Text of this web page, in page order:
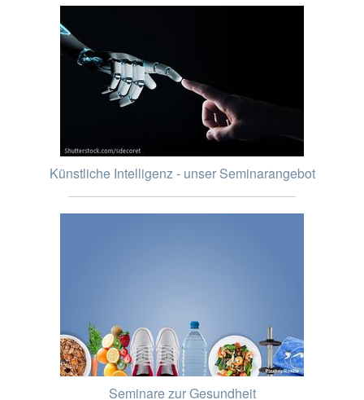
Künstliche Intelligenz - unser Seminarangebot
Seminare zur Gesundheit